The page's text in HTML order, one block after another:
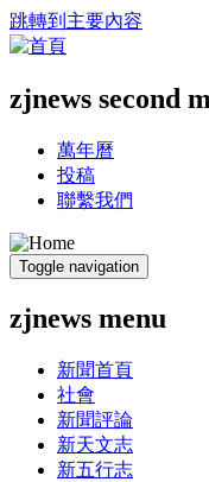
跳轉到主要內容
zjnews second
萬年曆
投稿
聯繫我們
Toggle navigation
zjnews menu
新聞首頁
社會
新聞評論
新天文志
新五行志